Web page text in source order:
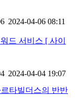
2024-04-06 08:11
드 서비스 [ 사이
2024-04-04 19:07
타빌더스의 반반